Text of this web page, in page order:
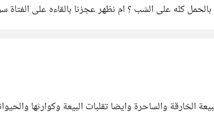
كله على الشب ؟ ام نظهر عجزنا بالقاءه على
الخارقة والساحرة وايضا تقلبات البيعة وكوارثها